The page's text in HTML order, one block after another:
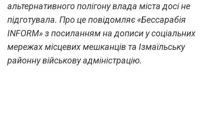
альтернативного полігону влада міста досі не
підготувала. Про це повідомляє «Бессарабія
INFORM» з посиланням на дописи у соціальних
мережах місцевих мешканців та Ізмаїльську
районну військову адміністрацію.